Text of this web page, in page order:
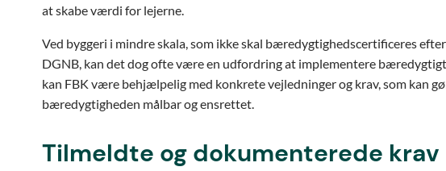
at skabe værdi for lejerne.
Ved byggeri i mindre skala, som ikke skal bæredygtighedscertificeres
DGNB, kan det dog ofte være en udfordring at implementere
kan FBK være behjælpelig med konkrete vejledninger og krav, som kan
bæredygtigheden målbar og ensrettet.
Tilmeldte og dokumenterede krav